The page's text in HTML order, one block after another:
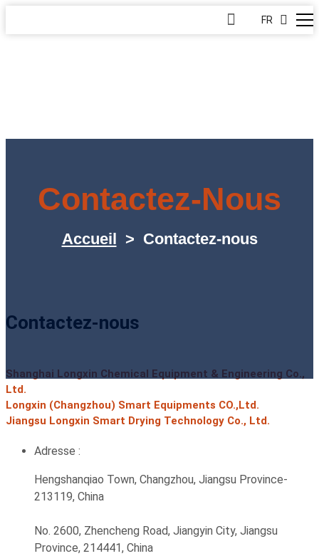
FR
Contactez-Nous
Accueil > Contactez-nous
Contactez-nous
Shanghai Longxin Chemical Equipment & Engineering Co.,
Ltd.
Longxin (Changzhou) Smart Equipments CO.,Ltd.
Jiangsu Longxin Smart Drying Technology Co., Ltd.
Adresse :
Hengshanqiao Town, Changzhou, Jiangsu Province-
213119, China
No. 2600, Zhencheng Road, Jiangyin City, Jiangsu
Province, 214441, China